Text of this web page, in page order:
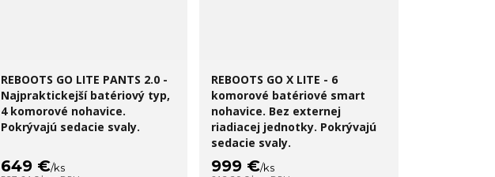
REBOOTS GO LITE PANTS 2.0 -
Najpraktickejší batériový typ,
4 komorové nohavice.
Pokrývajú sedacie svaly.
649 €/ks
REBOOTS GO X LITE - 6
komorové batériové smart
nohavice. Bez externej
riadiacej jednotky. Pokrývajú
sedacie svaly.
999 €/ks